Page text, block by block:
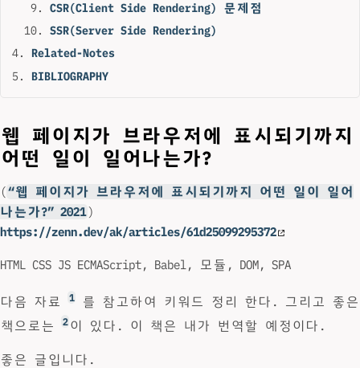
CSR(Client Side Rendering) 문제점
SSR(Server Side Rendering)
Related-Notes
BIBLIOGRAPHY
웹 페이지가 브라우저에 표시되기까지
어떤 일이 일어나는가?
(“웹 페이지가 브라우저에 표시되기까지 어떤 일이 일어
나는가?” 2021)
https://zenn.dev/ak/articles/61d25099295372
HTML CSS JS ECMAScript, Babel, 모듈, DOM, SPA
다음 자료 1
를 참고하여 키워드 정리 한다. 그리고 좋은
책으로는
2 이 있다. 이 책은 내가 번역할 예정이다.
좋은 글입니다.